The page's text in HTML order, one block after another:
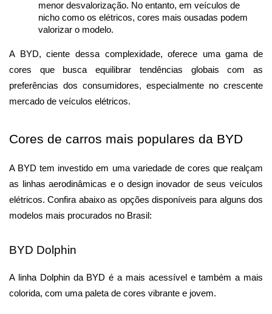
menor desvalorização. No entanto, em veículos de
nicho como os elétricos, cores mais ousadas podem
valorizar o modelo.
A BYD, ciente dessa complexidade, oferece uma gama de
cores que busca equilibrar tendências globais com as
preferências dos consumidores, especialmente no crescente
mercado de veículos elétricos.
Cores de carros mais populares da BYD
A BYD tem investido em uma variedade de cores que realçam
as linhas aerodinâmicas e o design inovador de seus veículos
elétricos. Confira abaixo as opções disponíveis para alguns dos
modelos mais procurados no Brasil:
BYD Dolphin
A linha Dolphin da BYD é a mais acessível e também a mais
colorida, com uma paleta de cores vibrante e jovem.